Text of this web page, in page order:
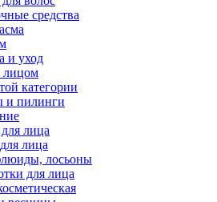
средства
и уход
лицом
категории
и пилинги
лица
лица
лосьоны
для лица